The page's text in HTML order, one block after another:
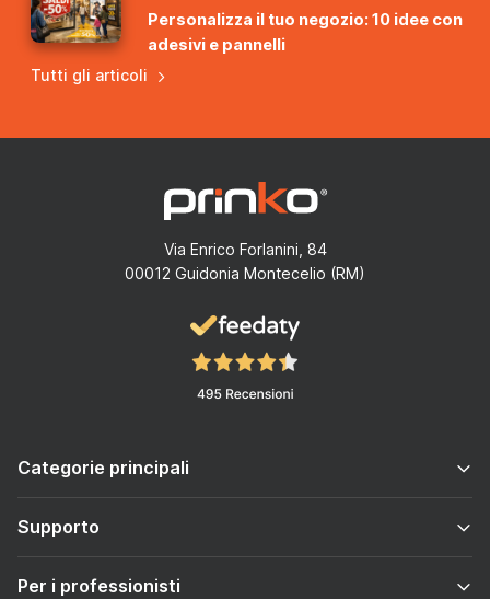
Personalizza il tuo negozio: 10 idee con
adesivi e pannelli
Tutti gli articoli
Via Enrico Forlanini, 84
00012 Guidonia Montecelio (RM)
Categorie principali
Supporto
Per i professionisti